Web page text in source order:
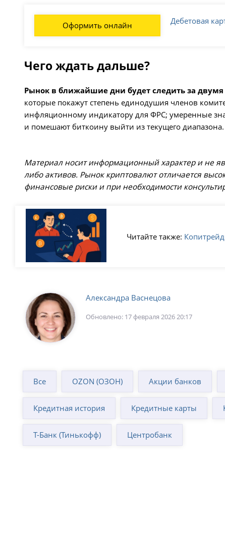
Дебетовая
Оформить онлайн
Чего ждать дальше?
Рынок в ближайшие дни будет следить за
которые покажут степень единодушия членов
инфляционному индикатору для ФРС; умеренные
и помешают биткоину выйти из текущего диапазона.
Материал носит информационный характер и не
либо активов. Рынок криптовалют отличается
финансовые риски и при необходимости
Читайте также:
Александра Васнецова
Обновлено: 17 февраля 2026 20:17
Все OZON (ОЗОН) Акции банков
Кредитная история Кредитные карты
Т-Банк (Тинькофф) Центробанк